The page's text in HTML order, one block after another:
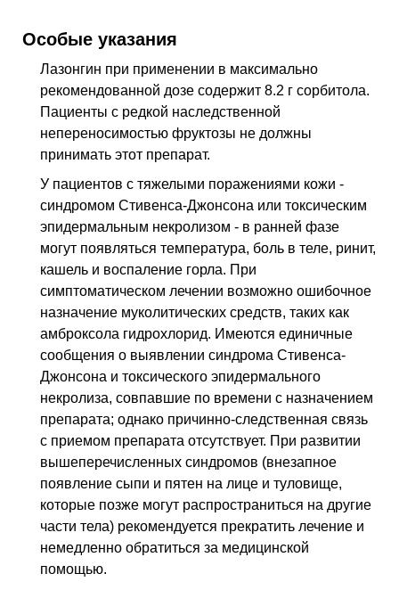
Особые указания
Лазонгин при применении в максимально
рекомендованной дозе содержит 8.2 г сорбитола.
Пациенты с редкой наследственной
непереносимостью фруктозы не должны
принимать этот препарат.
У пациентов с тяжелыми поражениями кожи -
синдромом Стивенса-Джонсона или токсическим
эпидермальным некролизом - в ранней фазе
могут появляться температура, боль в теле, ринит,
кашель и воспаление горла. При
симптоматическом лечении возможно ошибочное
назначение муколитических средств, таких как
амброксола гидрохлорид. Имеются единичные
сообщения о выявлении синдрома Стивенса-
Джонсона и токсического эпидермального
некролиза, совпавшие по времени с назначением
препарата; однако причинно-следственная связь
с приемом препарата отсутствует. При развитии
вышеперечисленных синдромов (внезапное
появление сыпи и пятен на лице и туловище,
которые позже могут распространиться на другие
части тела) рекомендуется прекратить лечение и
немедленно обратиться за медицинской
помощью.